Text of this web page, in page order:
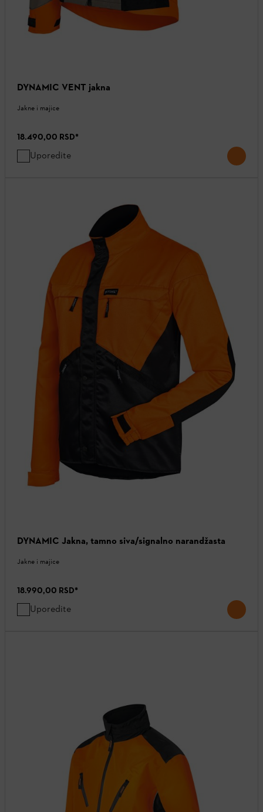
DYNAMIC VENT jakna
Jakne i majice
18.490,00 RSD*
Uporedite
DYNAMIC Jakna, tamno siva/signalno narandžasta
Jakne i majice
18.990,00 RSD*
Uporedite